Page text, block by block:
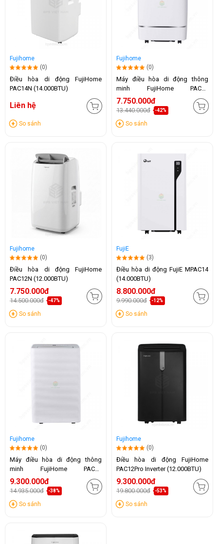
Fujihome
(0)
Điều hòa di động FujiHome
PAC14N (14.000BTU)
Liên hệ
So sánh
Fujihome
(0)
Máy điều hòa di động thông
minh FujiHome PAC12
(12.000BTU)
7.750.000đ
13.440.000đ -42%
So sánh
Fujihome
(0)
Điều hòa di động FujiHome
PAC12N (12.000BTU)
7.750.000đ
14.500.000đ -47%
So sánh
FujiE
(3)
Điều hòa di động FujiE MPAC14
(14.000BTU)
8.800.000đ
9.990.000đ -12%
So sánh
Fujihome
(0)
Máy điều hòa di động thông
minh FujiHome PAC14
(14.000BTU)
9.300.000đ
14.935.000đ -38%
So sánh
Fujihome
(0)
Điều hòa di động FujiHome
PAC12Pro Inverter (12.000BTU)
9.300.000đ
19.800.000đ -53%
So sánh